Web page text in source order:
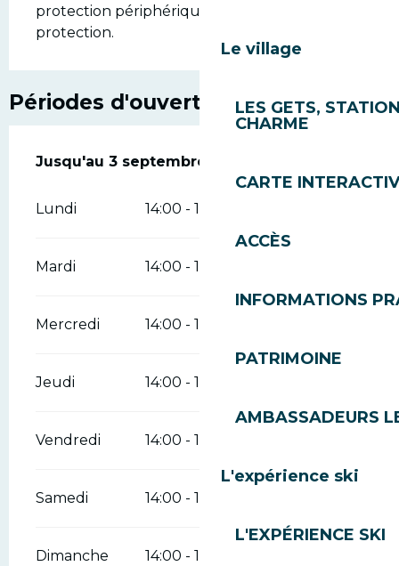
Le village
LES GETS,
CHARME
CARTE
ACCÈS
INFORMATIONS
PATRIMOINE
AMBASSADEURS
L'expérience ski
L'EXPÉRIENCE SKI
protection périphérique et aux coussins de
protection.
Périodes d'ouverture
Du24 juin 2026au3 septembre 2026
Jusqu'au 3 septembre 2026
Lundi 14:00 - 18:30
Mardi 14:00 - 18:30
Mercredi 14:00 - 18:30
Jeudi 14:00 - 18:30
Vendredi 14:00 - 18:30
Samedi 14:00 - 18:30
Dimanche 14:00 - 18:30